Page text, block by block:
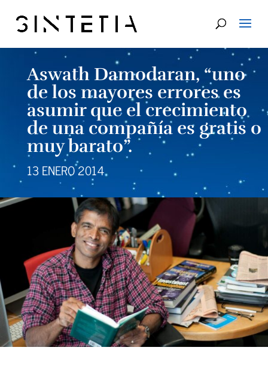
Aswath Damodaran, “uno
de los mayores errores es
asumir que el crecimiento
de una compañía es gratis o
muy barato”.
13 ENERO 2014